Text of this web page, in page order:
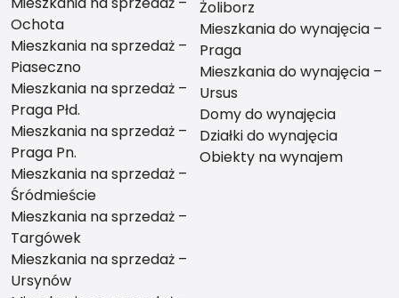
Ochota
Mieszkania na sprzedaż –
Piaseczno
Mieszkania na sprzedaż –
Praga Płd.
Mieszkania na sprzedaż –
Praga Pn.
Mieszkania na sprzedaż –
Śródmieście
Mieszkania na sprzedaż –
Targówek
Mieszkania na sprzedaż –
Ursynów
Żoliborz
Mieszkania do wynajęcia –
Praga
Mieszkania do wynajęcia –
Ursus
Domy do wynajęcia
Działki do wynajęcia
Obiekty na wynajem